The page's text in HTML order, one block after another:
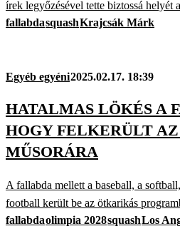
írek legyőzésével tette biztossá helyét
fallabdasquashKrajcsák Márk
Egyéb egyéni2025.02.17. 18:39
HATALMAS LÖKÉS A
HOGY FELKERÜLT
MŰSORÁRA
A fallabda mellett a baseball, a
football került be az ötkarikás
fallabdaolimpia 2028squashLos